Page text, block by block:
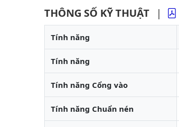
THÔNG SỐ KỸ THUẬT |
Tính năng
Tính năng
Tính năng Cổng vào
Tính năng Chuẩn nén